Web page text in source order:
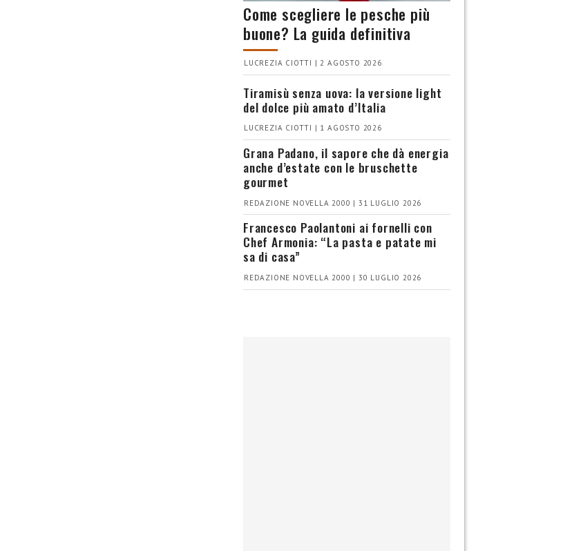
Come scegliere le pesche più
buone? La guida definitiva
LUCREZIA CIOTTI | 2 AGOSTO 2026
Tiramisù senza uova: la versione light
del dolce più amato d’Italia
LUCREZIA CIOTTI | 1 AGOSTO 2026
Grana Padano, il sapore che dà energia
anche d’estate con le bruschette
gourmet
REDAZIONE NOVELLA 2000 | 31 LUGLIO 2026
Francesco Paolantoni ai fornelli con
Chef Armonia: “La pasta e patate mi
sa di casa”
REDAZIONE NOVELLA 2000 | 30 LUGLIO 2026